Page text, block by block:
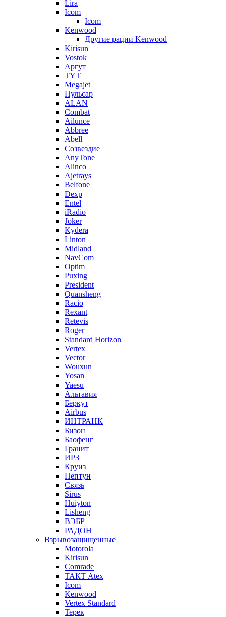
Lira
Icom
Icom
Kenwood
Другие рации Kenwood
Kirisun
Vostok
Аргут
TYT
Megajet
Пульсар
ALAN
Combat
Ailunce
Abbree
Abell
Созвездие
AnyTone
Alinco
Ajetrays
Belfone
Dexp
Entel
iRadio
Joker
Kydera
Linton
Midland
NavCom
Optim
Puxing
President
Quansheng
Racio
Rexant
Retevis
Roger
Standard Horizon
Vertex
Vector
Wouxun
Yosan
Yaesu
Альтавия
Беркут
Airbus
ИНТРАНК
Бизон
Баофенг
Гранит
ИРЗ
Круиз
Нептун
Связь
Sirus
Huiyton
Lisheng
ВЭБР
РАДОН
Взрывозащищенные
Motorola
Kirisun
Comrade
ТАКТ Atex
Icom
Kenwood
Vertex Standard
Терек